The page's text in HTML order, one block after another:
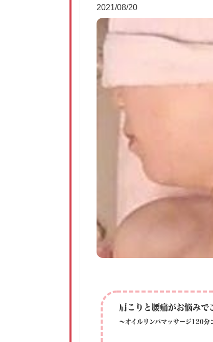
2021/08/20
肩こりと腰痛がお悩みで
～オイルリンパマッサージ120分